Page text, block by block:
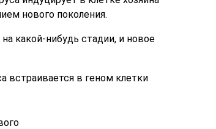
нового поколения.
какой-нибудь стадии, и новое
встраивается в геном клетки